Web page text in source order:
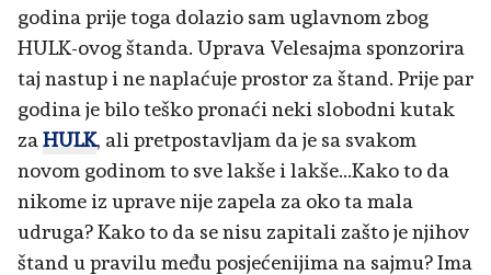
godina prije toga dolazio sam uglavnom zbog
HULK-ovog štanda. Uprava Velesajma sponzorira
taj nastup i ne naplaćuje prostor za štand. Prije par
godina je bilo teško pronaći neki slobodni kutak
za HULK, ali pretpostavljam da je sa svakom
novom godinom to sve lakše i lakše...Kako to da
nikome iz uprave nije zapela za oko ta mala
udruga? Kako to da se nisu zapitali zašto je njihov
štand u pravilu među posjećenijima na sajmu? Ima